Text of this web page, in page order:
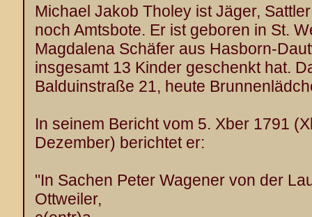
Michael Jakob Tholey ist Jäger,
noch Amtsbote. Er ist geboren in St.
Magdalena Schäfer aus Hasborn-
insgesamt 13 Kinder geschenkt hat.
Balduinstraße 21, heute
In seinem Bericht vom 5. Xber 1791
Dezember) berichtet er:
"In Sachen Peter Wagener von der
Ottweiler,